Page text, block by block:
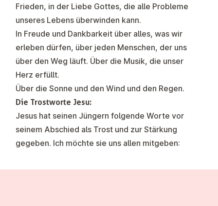
Frieden, in der Liebe Gottes, die alle Probleme
unseres Lebens überwinden kann.
In Freude und Dankbarkeit über alles, was wir
erleben dürfen, über jeden Menschen, der uns
über den Weg läuft. Über die Musik, die unser
Herz erfüllt.
Über die Sonne und den Wind und den Regen.
Die Trostworte Jesu:
Jesus hat seinen Jüngern folgende Worte vor
seinem Abschied als Trost und zur Stärkung
gegeben. Ich möchte sie uns allen mitgeben: